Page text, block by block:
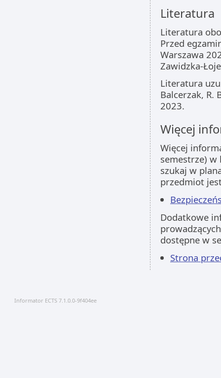
Literatura
Literatura
Przed
Warszawa
Zawidzka-
Literatura
Balcerzak, R.
2023.
Więcej
Więcej
semestrze)
szukaj w
przedmiot
Dodatkowe
dostępne w
Strona
Informator ECTS 7.1.0.0-9f404ee